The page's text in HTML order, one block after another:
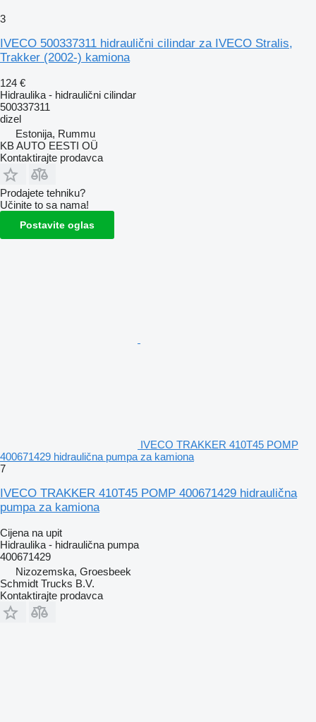
3
IVECO 500337311 hidraulični cilindar za IVECO Stralis,
Trakker (2002-) kamiona
124 €
Hidraulika - hidraulični cilindar
500337311
dizel
Estonija, Rummu
KB AUTO EESTI OÜ
Kontaktirajte prodavca
Prodajete tehniku?
Učinite to sa nama!
Postavite oglas
IVECO TRAKKER 410T45 POMP
400671429 hidraulična pumpa za kamiona
7
IVECO TRAKKER 410T45 POMP 400671429 hidraulična
pumpa za kamiona
Cijena na upit
Hidraulika - hidraulična pumpa
400671429
Nizozemska, Groesbeek
Schmidt Trucks B.V.
Kontaktirajte prodavca